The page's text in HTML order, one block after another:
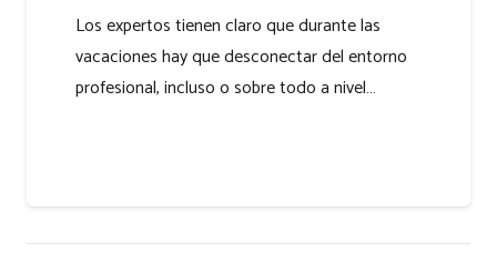
Los expertos tienen claro que durante las
vacaciones hay que desconectar del entorno
profesional, incluso o sobre todo a nivel…